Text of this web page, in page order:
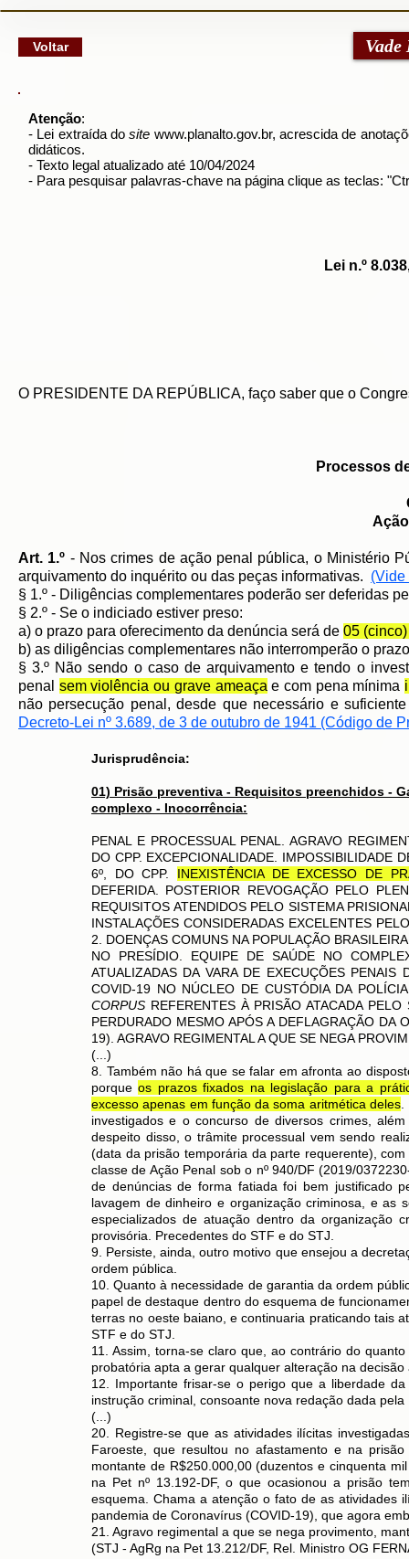
Voltar
Atenção:
- Lei extraída dosite www.planalto.gov.br, acrescida de
didáticos.
- Texto legal atualizado até 10/04/2024
- Para pesquisar palavras-chave na página clique as teclas:
Lei n.º
O PRESIDENTE DA REPÚBLICA, faço saber que o
Processos
Art. 1.º - Nos crimes de ação penal pública, o Ministério
arquivamento do inquérito ou das peças informativas. (Vide
§ 1.º - Diligências complementares poderão ser deferidas
§ 2.º - Se o indiciado estiver preso:
a) o prazo para oferecimento da denúncia será de 05
b) as diligências complementares não interromperão o
§ 3.º Não sendo o caso de arquivamento e tendo o
penal sem violência ou grave ameaça e com pena mínima
não persecução penal, desde que necessário e
Decreto-Lei nº 3.689, de 3 de outubro de 1941 (Código de
Jurisprudência:
01) Prisão preventiva - Requisitos preenchidos -
complexo - Inocorrência:
PENAL E PROCESSUAL PENAL. AGRAVO
DO CPP. EXCEPCIONALIDADE. IMPOSSIBILIDADE
6º, DO CPP. INEXISTÊNCIA DE EXCESSO DE
DEFERIDA. POSTERIOR REVOGAÇÃO PELO
REQUISITOS ATENDIDOS PELO SISTEMA
INSTALAÇÕES CONSIDERADAS EXCELENTES
2. DOENÇAS COMUNS NA POPULAÇÃO
NO PRESÍDIO. EQUIPE DE SAÚDE NO
ATUALIZADAS DA VARA DE EXECUÇÕES
COVID-19 NO NÚCLEO DE CUSTÓDIA DA
CORPUS REFERENTES À PRISÃO ATACADA
PERDURADO MESMO APÓS A DEFLAGRAÇÃO DA
19). AGRAVO REGIMENTAL A QUE SE NEGA
(...)
8. Também não há que se falar em afronta ao
porqueos prazos fixados na legislação para a
excesso apenas em função da soma aritmética deles.
investigados e o concurso de diversos crimes,
despeito disso, o trâmite processual vem sendo
(data da prisão temporária da parte requerente),
classe de Ação Penal sob o nº 940/DF (2019/
de denúncias de forma fatiada foi bem justificado
lavagem de dinheiro e organização criminosa, e as
especializados de atuação dentro da organização
provisória. Precedentes do STF e do STJ.
9. Persiste, ainda, outro motivo que ensejou a
ordem pública.
10. Quanto à necessidade de garantia da ordem
papel de destaque dentro do esquema de
terras no oeste baiano, e continuaria praticando tais
STF e do STJ.
11. Assim, torna-se claro que, ao contrário do
probatória apta a gerar qualquer alteração na
12. Importante frisar-se o perigo que a liberdade
instrução criminal, consoante nova redação dada
(...)
20. Registre-se que as atividades ilícitas
Faroeste, que resultou no afastamento e na
montante de R$250.000,00 (duzentos e cinquenta
na Pet nº 13.192-DF, o que ocasionou a prisão
esquema. Chama a atenção o fato de as atividades
pandemia de Coronavírus (COVID-19), que agora
21. Agravo regimental a que se nega provimento,
(STJ - AgRg na Pet 13.212/DF, Rel. Ministro OG